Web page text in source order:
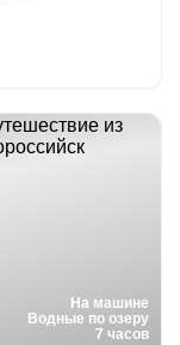
На машине
Водные по озеру
7 часов